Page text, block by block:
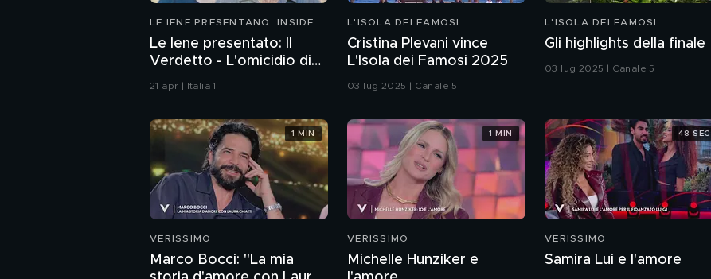
LE IENE PRESENTANO: INSIDE
Le Iene presentato: Il
Verdetto - L'omicidio di
Avetrana
21 apr | Italia 1
L'ISOLA DEI FAMOSI
Cristina Plevani vince
L'Isola dei Famosi 2025
03 lug 2025 | Canale 5
L'ISOLA DEI FAMOSI
Gli highlights della finale
03 lug 2025 | Canale 5
VERISSIMO
Marco Bocci: "La mia
1 MIN
VERISSIMO
Michelle Hunziker e
1 MIN
VERISSIMO
Samira Lui e l'amore
48 SEC